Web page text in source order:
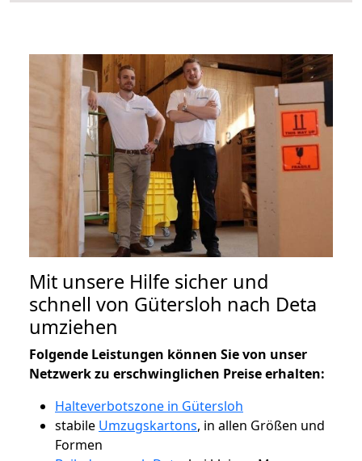
Mit unsere Hilfe sicher und
schnell von Gütersloh nach Deta
umziehen
Folgende Leistungen können Sie von unser
Netzwerk zu erschwinglichen Preise erhalten:
Halteverbotszone in Gütersloh
stabile Umzugskartons, in allen Größen und
Formen